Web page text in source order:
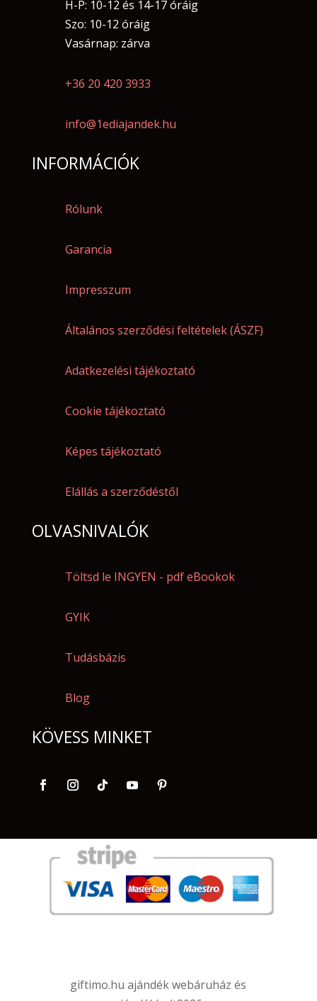
H-P: 10-12 és 14-17 óráig
Szo: 10-12 óráig
Vasárnap: zárva
+36 20 420 3933
info@1ediajandek.hu
INFORMÁCIÓK
Rólunk
Garancia
Impresszum
Általános szerződési feltételek (ÁSZF)
Adatkezelési tájékoztató
Cookie tájékoztató
Képes tájékoztató
Elállás a szerződéstől
OLVASNIVALÓK
Töltsd le INGYEN - pdf eBookok
GYIK
Tudásbázis
Blog
KÖVESS MINKET
giftimo.hu ajándék webáruház és